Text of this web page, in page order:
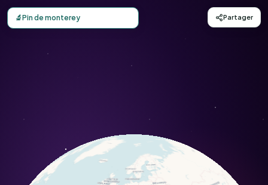
Carte d'observation du Pin de monterey (Pinus radiata) -
🔬Pin de monterey Partager